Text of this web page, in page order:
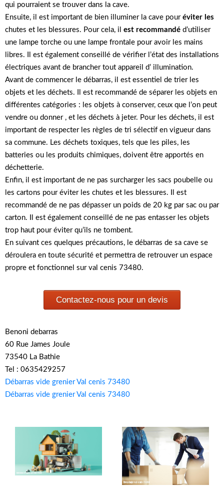
qui pourraient se trouver dans la cave.
Ensuite, il est important de bien illuminer la cave pour éviter les
chutes et les blessures. Pour cela, il est recommandé d’utiliser
une lampe torche ou une lampe frontale pour avoir les mains
libres. Il est également conseillé de vérifier l’état des installations
électriques avant de brancher tout appareil d’ illumination.
Avant de commencer le débarras, il est essentiel de trier les
objets et les déchets. Il est recommandé de séparer les objets en
différentes catégories : les objets à conserver, ceux que l’on peut
vendre ou donner , et les déchets à jeter. Pour les déchets, il est
important de respecter les règles de tri sélectif en vigueur dans
sa commune. Les déchets toxiques, tels que les piles, les
batteries ou les produits chimiques, doivent être apportés en
déchetterie.
Enfin, il est important de ne pas surcharger les sacs poubelle ou
les cartons pour éviter les chutes et les blessures. Il est
recommandé de ne pas dépasser un poids de 20 kg par sac ou par
carton. Il est également conseillé de ne pas entasser les objets
trop haut pour éviter qu’ils ne tombent.
En suivant ces quelques précautions, le débarras de sa cave se
déroulera en toute sécurité et permettra de retrouver un espace
propre et fonctionnel sur val cenis 73480.
Contactez-nous pour un devis
Benoni debarras
60 Rue James Joule
73540 La Bathie
Tel : 0635429257
Débarras vide grenier Val cenis 73480
Débarras vide grenier Val cenis 73480